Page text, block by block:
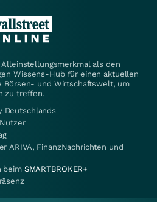
als den
Wissens-Hub für einen aktuellen
Börsen- und Wirtschaftswelt, um
zu treffen.
Deutschlands
ARIVA, FinanzNachrichten und
beim SMARTBROKER+